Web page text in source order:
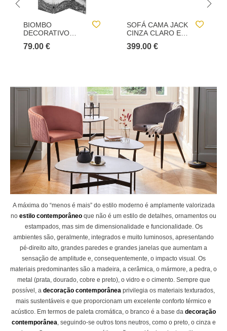
BIOMBO
DECORATIVO
PAISAGEM CUBA
79.00 €
SOFÁ CAMA JACK
CINZA CLARO EM
399.00 €
A máxima do “menos é mais” do estilo moderno é amplamente valorizada
no estilo contemporâneo que não é um estilo de detalhes, ornamentos ou
estampados, mas sim de dimensionalidade e funcionalidade. Os
ambientes são, geralmente, integrados e muito luminosos, apresentando
pé-direito alto, grandes paredes e grandes janelas que aumentam a
sensação de amplitude e, consequentemente, o impacto visual. Os
materiais predominantes são a madeira, a cerâmica, o mármore, a pedra, o
metal (prata, dourado, cobre e preto), o vidro e o cimento. Sempre que
possível, a decoração contemporânea privilegia os materiais texturados,
mais sustentáveis e que proporcionam um excelente conforto térmico e
acústico. Em termos de paleta cromática, o branco é a base da decoração
contemporânea, seguindo-se outros tons neutros, como o preto, o cinza e